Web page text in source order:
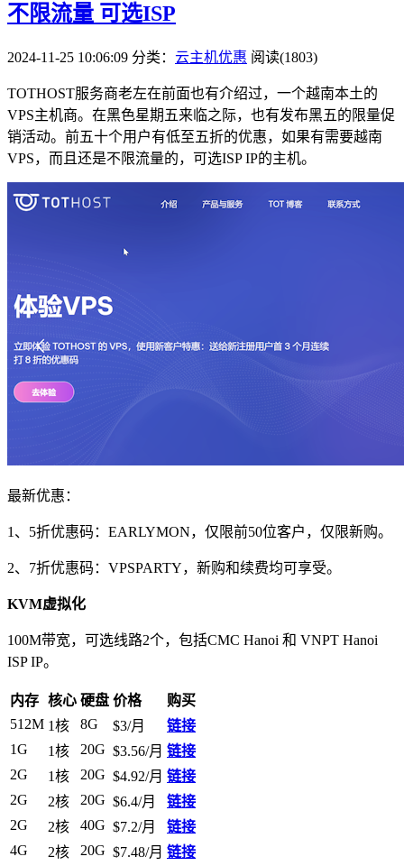
不限流量 可选ISP
2024-11-25 10:06:09 分类： 云主机优惠 阅读(1803)
TOTHOST服务商老左在前面也有介绍过，一个越南本土的
VPS主机商。在黑色星期五来临之际，也有发布黑五的限量促
销活动。前五十个用户有低至五折的优惠，如果有需要越南
VPS，而且还是不限流量的，可选ISP IP的主机。
最新优惠：
1、5折优惠码： EARLYMON，仅限前50位客户，仅限新购。
2、7折优惠码： VPSPARTY，新购和续费均可享受。
KVM虚拟化
100M带宽，可选线路2个，包括CMC Hanoi 和 VNPT Hanoi
ISP IP。
内存 核心 硬盘 价格
购买
512M 1核 8G $3/月
链接
1G
1核 20G $3.56/月 链接
2G
1核 20G $4.92/月 链接
2G
2核 20G $6.4/月
链接
2G
2核 40G $7.2/月
链接
4G
2核 20G $7.48/月 链接